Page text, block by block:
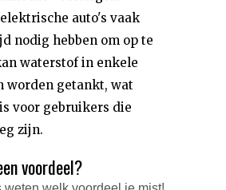
auto's vaak
nodig hebben om op te
waterstof in enkele
worden getankt, wat
voor gebruikers die
zijn.
voordeel?